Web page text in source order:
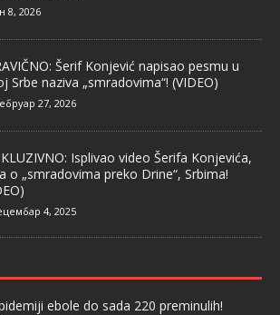
8, 2026
Šerif Konjević napisao pesmu u
Srbe naziva „smradovima“! (VIDEO)
27, 2026
Isplivao video Šerifa Konjevića,
o „smradovima preko Drine“, Srbima!
4, 2025
ebole do sada 220 preminulih!